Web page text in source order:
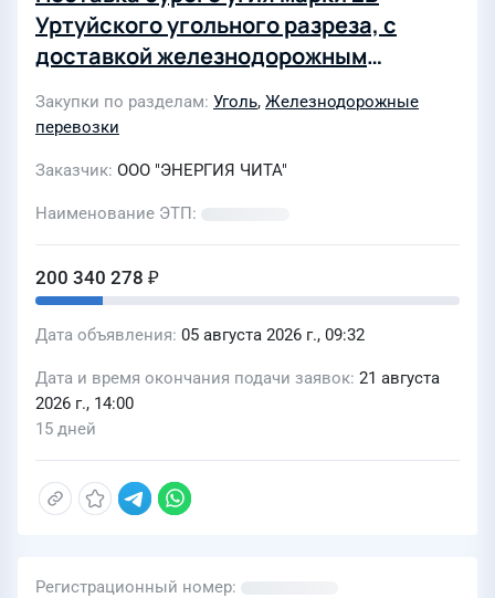
Уртуйского угольного разреза, с
доставкой железнодорожным
Закупки по разделам Уголь, Железнодорожные
перевозки
Заказчик ООО "ЭНЕРГИЯ ЧИТА"
Наименование ЭТП
200 340 278 ₽
Дата объявления 05 августа 2026 г., 09:32
Дата и время окончания подачи заявок 21 августа
2026 г., 14:00
15 дней
Регистрационный номер